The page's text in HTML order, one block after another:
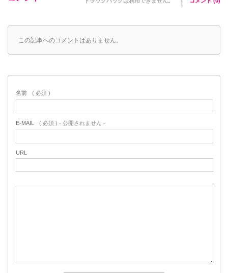
この記事へのコメントはありません。
名前 ( 必須 )
E-MAIL ( 必須 ) - 公開されません -
URL